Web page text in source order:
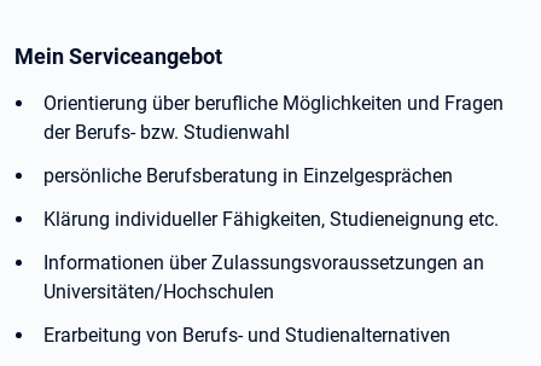
Mein Serviceangebot
Orientierung über berufliche Möglichkeiten und Fragen
der Berufs- bzw. Studienwahl
persönliche Berufsberatung in Einzelgesprächen
Klärung individueller Fähigkeiten, Studieneignung etc.
Informationen über Zulassungsvoraussetzungen an
Universitäten/Hochschulen
Erarbeitung von Berufs- und Studienalternativen